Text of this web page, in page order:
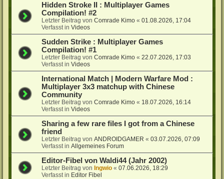
Hidden Stroke II : Multiplayer Games
Compilation! #2
Letzter Beitrag vonComrade Kimo «01.08.2026, 17:04
Verfasst inVideos
Sudden Strike : Multiplayer Games
Compilation! #1
Letzter Beitrag vonComrade Kimo «22.07.2026, 17:03
Verfasst inVideos
International Match | Modern Warfare Mod :
Multiplayer 3x3 matchup with Chinese
Community
Letzter Beitrag vonComrade Kimo « 18.07.2026, 16:14
Verfasst inVideos
Sharing a few rare files I got from a Chinese
friend
Letzter Beitrag vonANDROIDGAMER «03.07.2026, 07:09
Verfasst inAllgemeines Forum
Editor-Fibel von Waldi44 (Jahr 2002)
Letzter Beitrag vonIngwio «07.06.2026, 18:29
Verfasst in Editor Fibel